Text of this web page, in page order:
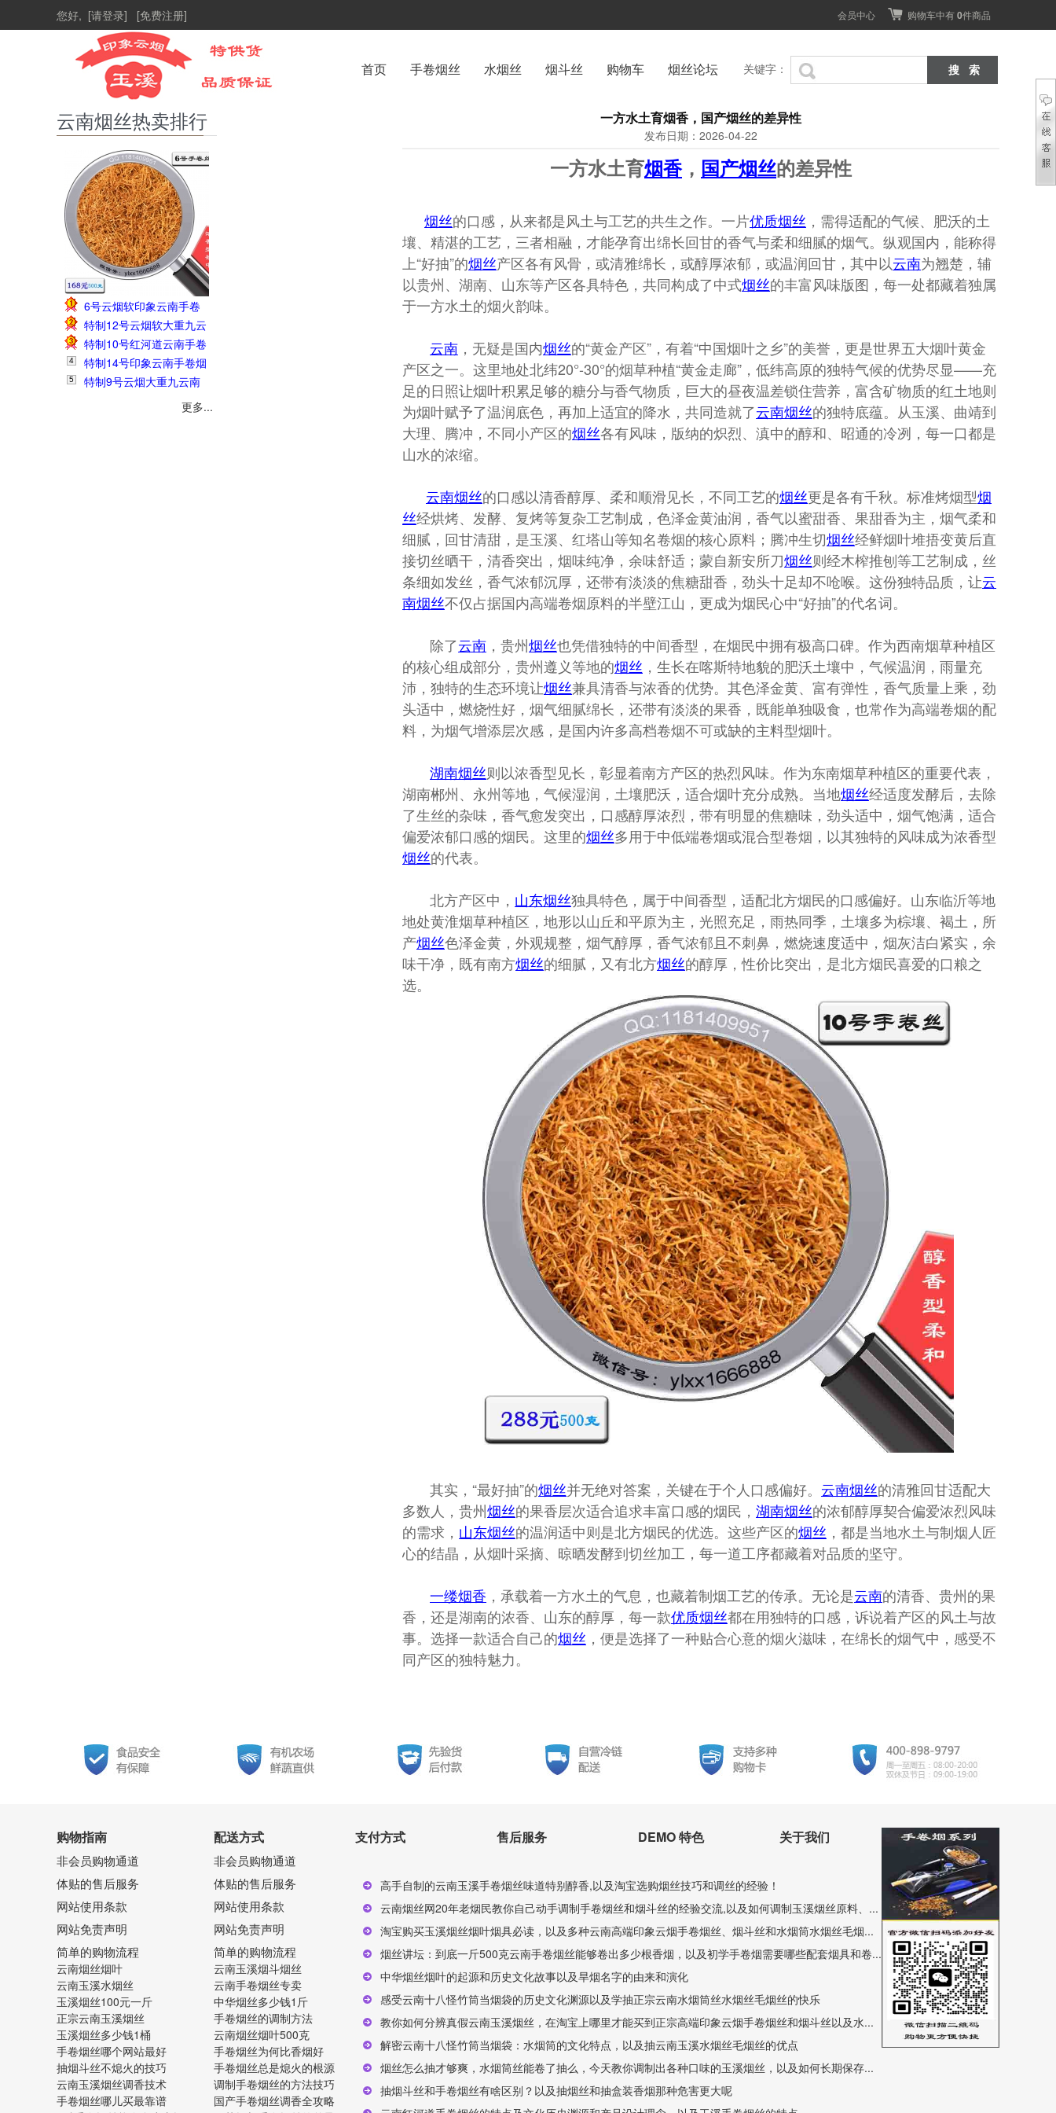
您好, [请登录] [免费注册] 会员中心 购物车中有0件商品
首页 手卷烟丝 水烟丝 烟斗丝 购物车 烟丝论坛 关键字：
云南烟丝热卖排行
1
6号云烟软印象云南手卷
烟丝1斤138元
2
特制12号云烟软大重九云
南手卷烟丝1斤228元
特制10号红河道云南手卷
烟丝1斤208元
4
特制14号印象云南手卷烟
丝1斤280元
5
特制9号云烟大重九云南
更多...
一方水土育烟香，国产烟丝的差异性
发布日期：2026-04-22
一方水土育烟香， 国产烟丝的差异性
烟丝的口感，从来都是风土与工艺的共生之作。一片优质烟丝 ，需得适配的气候、肥沃的土
壤、精湛的工艺，三者相融，才能孕育出绵长回甘的香气与柔和细腻的烟气。纵观国内，能称得
上“好抽”的烟丝产区各有风骨，或清雅绵长，或醇厚浓郁，或温润回甘，其中以云南为翘楚，辅
以贵州、湖南、山东等产区各具特色，共同构成了中式烟丝的丰富风味版图，每一处都藏着独属
于一方水土的烟火韵味。
云南 ，无疑是国内烟丝的“黄金产区”，有着“中国烟叶之乡”的美誉，更是世界五大烟叶黄金
产区之一。这里地处北纬20°-30°的烟草种植“黄金走廊”，低纬高原的独特气候的优势尽显——充
足的日照让烟叶积累足够的糖分与香气物质，巨大的昼夜温差锁住营养，富含矿物质的红土地则
为烟叶赋予了温润底色，再加上适宜的降水，共同造就了云南烟丝的独特底蕴。从玉溪、曲靖到
大理、腾冲，不同小产区的烟丝各有风味，版纳的炽烈、滇中的醇和、昭通的冷冽，每一口都是
山水的浓缩。
云南烟丝的口感以清香醇厚、柔和顺滑见长，不同工艺的烟丝更是各有千秋。标准烤烟型烟
丝经烘烤、发酵、复烤等复杂工艺制成，色泽金黄油润，香气以蜜甜香、果甜香为主，烟气柔和
细腻，回甘清甜，是玉溪、红塔山等知名卷烟的核心原料；腾冲生切烟丝经鲜烟叶堆捂变黄后直
接切丝晒干，清香突出，烟味纯净，余味舒适；蒙自新安所刀烟丝则经木榨推刨等工艺制成，丝
条细如发丝，香气浓郁沉厚，还带有淡淡的焦糖甜香，劲头十足却不呛喉。这份独特品质，让云
南烟丝不仅占据国内高端卷烟原料的半壁江山，更成为烟民心中“好抽”的代名词。
除了云南 ，贵州烟丝也凭借独特的中间香型，在烟民中拥有极高口碑。作为西南烟草种植区
的核心组成部分，贵州遵义等地的烟丝 ，生长在喀斯特地貌的肥沃土壤中，气候温润，雨量充
沛，独特的生态环境让烟丝兼具清香与浓香的优势。其色泽金黄、富有弹性，香气质量上乘，劲
头适中，燃烧性好，烟气细腻绵长，还带有淡淡的果香，既能单独吸食，也常作为高端卷烟的配
料，为烟气增添层次感，是国内许多高档卷烟不可或缺的主料型烟叶。
湖南烟丝则以浓香型见长，彰显着南方产区的热烈风味。作为东南烟草种植区的重要代表，
湖南郴州、永州等地，气候湿润，土壤肥沃，适合烟叶充分成熟。当地烟丝经适度发酵后，去除
了生丝的杂味，香气愈发突出，口感醇厚浓烈，带有明显的焦糖味，劲头适中，烟气饱满，适合
偏爱浓郁口感的烟民。这里的烟丝多用于中低端卷烟或混合型卷烟，以其独特的风味成为浓香型
烟丝的代表。
北方产区中， 山东烟丝独具特色，属于中间香型，适配北方烟民的口感偏好。山东临沂等地
地处黄淮烟草种植区，地形以山丘和平原为主，光照充足，雨热同季，土壤多为棕壤、褐土，所
产烟丝色泽金黄，外观规整，烟气醇厚，香气浓郁且不刺鼻，燃烧速度适中，烟灰洁白紧实，余
味干净，既有南方烟丝的细腻，又有北方烟丝的醇厚，性价比突出，是北方烟民喜爱的口粮之
选。
其实，“最好抽”的烟丝并无绝对答案，关键在于个人口感偏好。 云南烟丝的清雅回甘适配大
多数人，贵州烟丝的果香层次适合追求丰富口感的烟民， 湖南烟丝的浓郁醇厚契合偏爱浓烈风味
的需求， 山东烟丝的温润适中则是北方烟民的优选。这些产区的烟丝 ，都是当地水土与制烟人匠
心的结晶，从烟叶采摘、晾晒发酵到切丝加工，每一道工序都藏着对品质的坚守。
一缕烟香 ，承载着一方水土的气息，也藏着制烟工艺的传承。无论是云南的清香、贵州的果
香，还是湖南的浓香、山东的醇厚，每一款优质烟丝都在用独特的口感，诉说着产区的风土与故
事。选择一款适合自己的烟丝 ，便是选择了一种贴合心意的烟火滋味，在绵长的烟气中，感受不
同产区的独特魅力。
购物指南
非会员购物通道
体贴的售后服务
网站使用条款
网站免责声明
简单的购物流程
云南烟丝烟叶
云南玉溪水烟丝
玉溪烟丝100元一斤
正宗云南玉溪烟丝
玉溪烟丝多少钱1桶
手卷烟丝哪个网站最好
抽烟斗丝不熄火的技巧
云南玉溪烟丝调香技术
手卷烟丝哪儿买最靠谱
配送方式
非会员购物通道
体贴的售后服务
网站使用条款
网站免责声明
简单的购物流程
云南玉溪烟斗烟丝
云南手卷烟丝专卖
中华烟丝多少钱1斤
手卷烟丝的调制方法
云南烟丝烟叶500克
手卷烟丝为何比香烟好
手卷烟丝总是熄火的根源
调制手卷烟丝的方法技巧
国产手卷烟丝调香全攻略
支付方式
高手自制的云南玉溪手卷烟丝味道特别醇香,以及淘宝选购烟丝技巧和调丝的经验！
云南烟丝网20年老烟民教你自己动手调制手卷烟丝和烟斗丝的经验交流,以及如何调制玉溪烟丝原料、...
淘宝购买玉溪烟丝烟叶烟具必读，以及多种云南高端印象云烟手卷烟丝、烟斗丝和水烟筒水烟丝毛烟...
烟丝讲坛：到底一斤500克云南手卷烟丝能够卷出多少根香烟，以及初学手卷烟需要哪些配套烟具和卷...
中华烟丝烟叶的起源和历史文化故事以及旱烟名字的由来和演化
感受云南十八怪竹筒当烟袋的历史文化渊源以及学抽正宗云南水烟筒丝水烟丝毛烟丝的快乐
教你如何分辨真假云南玉溪烟丝，在淘宝上哪里才能买到正宗高端印象云烟手卷烟丝和烟斗丝以及水...
解密云南十八怪竹筒当烟袋：水烟筒的文化特点，以及抽云南玉溪水烟丝毛烟丝的优点
烟丝怎么抽才够爽，水烟筒丝能卷了抽么，今天教你调制出各种口味的玉溪烟丝，以及如何长期保存...
抽烟斗丝和手卷烟丝有啥区别？以及抽烟丝和抽盒装香烟那种危害更大呢
售后服务 DEMO 特色 关于我们